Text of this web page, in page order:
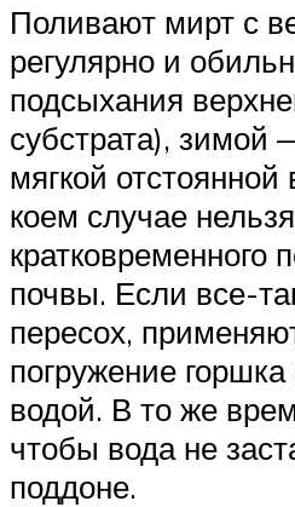
Поливают мирт с
регулярно и
подсыхания
субстрата), зимой
мягкой
коем случае
кратковременного
почвы. Если все-
пересох,
погружение
водой. В то же
чтобы вода не
поддоне.